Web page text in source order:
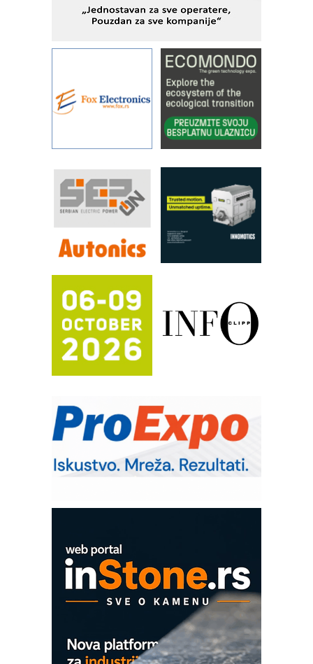
objekte
Alba d.o.o. – 35 godina preciznosti u
IBeRTIM - oprema za ispitivanje
kontrole kvaliteta
STAUFF – Komponente koje
povećavaju pouzdanost hidrauličkih
pouzdanost u transferu fluida
Filtration Group Industrial – Napredna
rešenja za filtraciju u hidrauličkim i
procesnim sistemima
RILINEX kompanije Rittal
FANUC: Najbolje za vašu pametnu
Efikasno upravljanje energijom
Automatizacija pakovanja · Display
(Shelf-Ready) omotnice
Potpuna efikasnost bez složenih
sistema
Trajna oznaka kao dugoročna korist
IB BLUMENAUER - više od 40 godina
poverenja u industriji
RMQ-TITAN ADVANCED INDICATOR
– Pametna signalizacija za efikasnije
upravljanje mašinama
era CNC merenja
Proizvodnja iC7 Hybrid 1500 VDC
mrežnog pretvarača sa tečnim
hlađenjem
COMBYPACK
EVOKS Maintenance Management